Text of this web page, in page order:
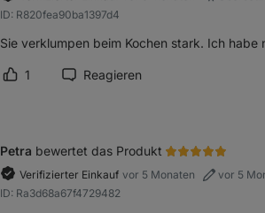
ID: R820fea90ba1397d4
Sie verklumpen beim Kochen stark. Ich
Rezension als hilfreich markieren
1 Reagieren
Petra bewertet das Produkt
Verifizierter Einkauf vor 5 Monaten vor 5
ID: Ra3d68a67f4729482